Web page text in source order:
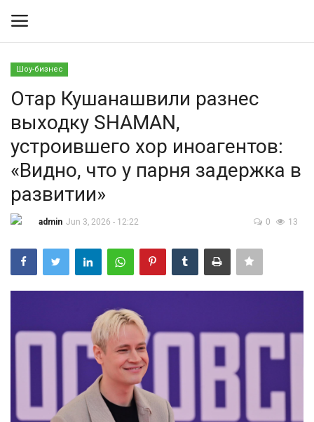
Контакты
Правила размещения
Политика
Технологии
Туризм
Авто
Шоу-бизнес
Отар Кушанашвили разнес
выходку SHAMAN,
устроившего хор иноагентов:
«Видно, что у парня задержка в
развитии»
admin Jun 3, 2026 - 12:22 0 13